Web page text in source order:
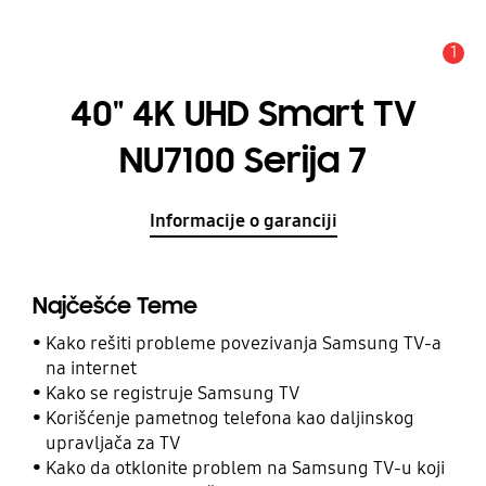
1
40" 4K UHD Smart TV
NU7100 Serija 7
Informacije o garanciji
Najčešće Teme
Kako rešiti probleme povezivanja Samsung TV-a
na internet
Kako se registruje Samsung TV
Korišćenje pametnog telefona kao daljinskog
upravljača za TV
Kako da otklonite problem na Samsung TV-u koji